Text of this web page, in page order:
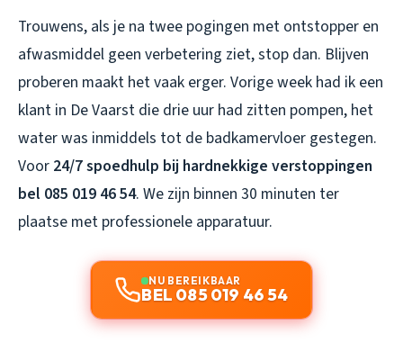
Trouwens, als je na twee pogingen met ontstopper en
afwasmiddel geen verbetering ziet, stop dan. Blijven
proberen maakt het vaak erger. Vorige week had ik een
klant in De Vaarst die drie uur had zitten pompen, het
water was inmiddels tot de badkamervloer gestegen.
Voor 24/7 spoedhulp bij hardnekkige verstoppingen
bel 085 019 46 54. We zijn binnen 30 minuten ter
plaatse met professionele apparatuur.
NU BEREIKBAAR
BEL 085 019 46 54